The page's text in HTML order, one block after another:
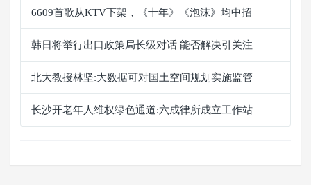
6609首歌从KTV下架，《十年》《泡沫》均中招
韩日将举行出口政策局长级对话 能否解决引关注
北大教授林坚:大数据可对国土空间规划实施监管
长沙开老年人维权绿色通道:六成律所成立工作站